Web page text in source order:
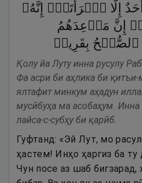
إِلَّا ٱمۡرَأَتَكَۖ إِنَّهُۥ
إِنَّ مَوۡعِدَهُمُ
بِقَرِیبࣲ
Қолу йа Луту инна русулу
Фа асри би аҳлика би
ялтафит минкум аҳадун
мусӣбуҳа ма асобаҳум.
лайса-с-субҳу би қарӣб.
Гуфтанд: «Эй Лут, мо
ҳастем! Инҳо ҳаргиз ба ту
Чун посе аз шаб бигзарад,